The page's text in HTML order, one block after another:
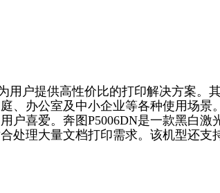
用户提供高性价比的打印解决方案。
、办公室及中小企业等各种使用场景
户喜爱。奔图P5006DN是一款黑白激
处理大量文档打印需求。该机型还支